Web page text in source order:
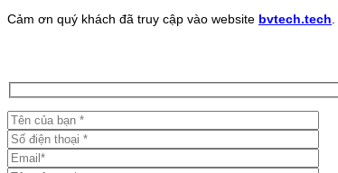
Cảm ơn quý khách đã truy cập vào website bvtech.tech